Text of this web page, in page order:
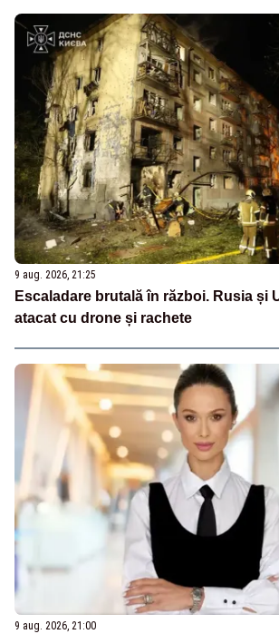
9 aug. 2026, 21:25
Escaladare brutală în război. Rusia și
atacat cu drone și rachete
9 aug. 2026, 21:00